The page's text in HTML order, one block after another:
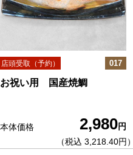
店頭受取（予約） 017
お祝い用 国産焼鯛
本体価格 2,980円
（税込 3,218.40円）